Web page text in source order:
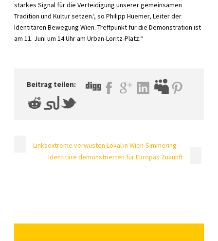
starkes Signal für die Verteidigung unserer gemeinsamen
Tradition und Kultur setzen.‘, so Philipp Huemer, Leiter der
Identitären Bewegung Wien. Treffpunkt für die Demonstration ist
am 11. Juni um 14 Uhr am Urban-Loritz-Platz.“
Beitrag teilen:
Linksextreme verwüsten Lokal in Wien-Simmering
Identitäre demonstrierten für Europas Zukunft